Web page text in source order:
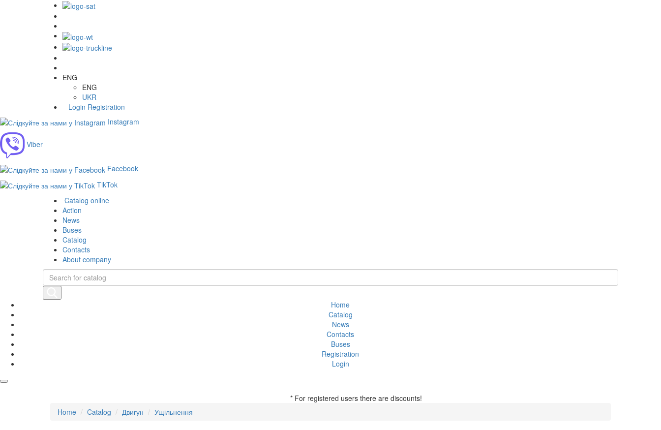
ENG
ENG
UKR
Login Registration
Instagram
Viber
Facebook
TikTok
Catalog online
Action
News
Buses
Catalog
Contacts
About company
Home
Catalog
News
Contacts
Buses
Registration
Login
* For registered users there are discounts!
Home
Catalog Двигун Ущільнення